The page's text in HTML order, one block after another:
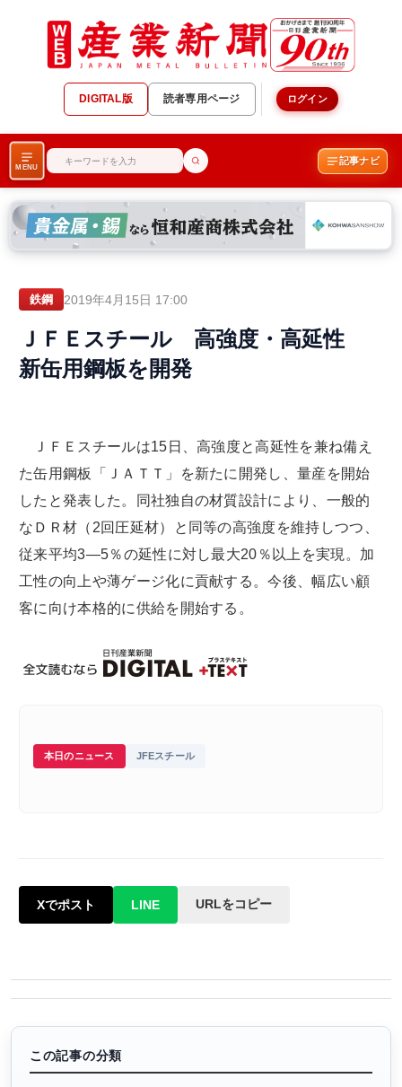
DIGITAL版 読者専用ページ ログイン
MENU
記事ナビ
鉄鋼 2019年4月15日 17:00
ＪＦＥスチール 高強度・高延性
新缶用鋼板を開発
ＪＦＥスチールは15日、高強度と高延性を兼ね備え
た缶用鋼板「ＪＡＴＴ」を新たに開発し、量産を開始
したと発表した。同社独自の材質設計により、一般的
なＤＲ材（2回圧延材）と同等の高強度を維持しつつ、
従来平均3―5％の延性に対し最大20％以上を実現。加
工性の向上や薄ゲージ化に貢献する。今後、幅広い顧
客に向け本格的に供給を開始する。
本日のニュース JFEスチール
Xでポスト LINE URLをコピー
この記事の分類